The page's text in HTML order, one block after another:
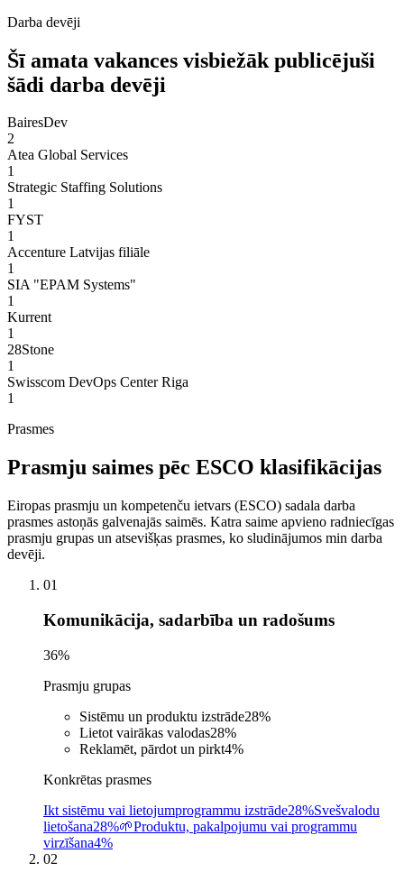
Darba devēji
Šī amata vakances visbiežāk publicējuši
šādi darba devēji
BairesDev
2
Atea Global Services
1
Strategic Staffing Solutions
1
FYST
1
Accenture Latvijas filiāle
1
SIA "EPAM Systems"
1
Kurrent
1
28Stone
1
Swisscom DevOps Center Riga
1
Prasmes
Prasmju saimes pēc ESCO klasifikācijas
Eiropas prasmju un kompetenču ietvars (ESCO) sadala darba
prasmes astoņās galvenajās saimēs. Katra saime apvieno radniecīgas
prasmju grupas un atsevišķas prasmes, ko sludinājumos min darba
devēji.
01
Komunikācija, sadarbība un radošums
36%
Prasmju grupas
Sistēmu un produktu izstrāde28%
Lietot vairākas valodas28%
Reklamēt, pārdot un pirkt4%
Konkrētas prasmes
Ikt sistēmu vai lietojumprogrammu izstrāde28%Svešvalodu
lietošana28%🌱Produktu, pakalpojumu vai programmu
virzīšana4%
02